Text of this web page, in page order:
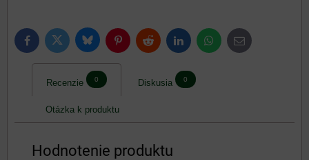
FacebookTwitter BlueskyPinterestReddit LinkedInWhatsApp
E-
mail
Recenzie 0 Diskusia 0
Otázka k produktu
Hodnotenie produktu